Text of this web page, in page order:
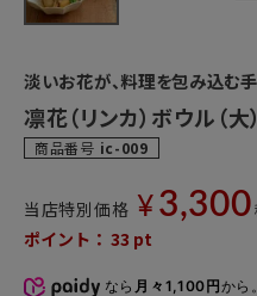
淡いお花が、料理を包み込む手
凛花（リンカ）ボウル（
商品番号 ic-009
当店特別価格 ¥ 3,300
ポイント： 33 pt
なら 月々1,100円から